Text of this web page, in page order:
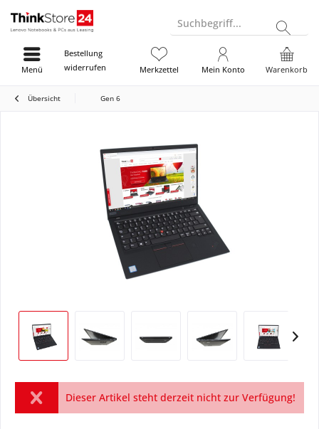
Suchbegriff...
Bestellung
widerrufen
Warenkorb
Merkzettel Mein Konto
Menü
Übersicht Gen 6
Dieser Artikel steht derzeit nicht zur Verfügung!